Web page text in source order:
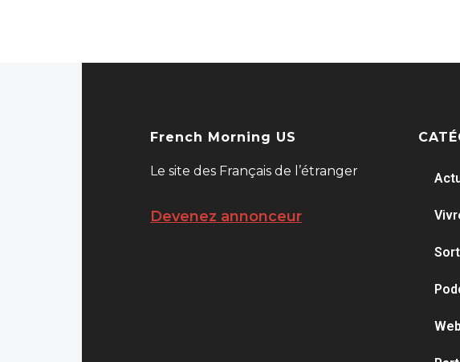
French Morning US
Le site des Français de l’étranger
Devenez annonceur